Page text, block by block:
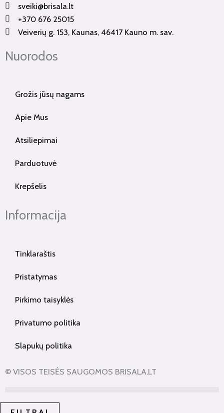
o
k
-
r
a
m
sveiki@brisala.lt
+370 676 25015
Veiverių g. 153, Kaunas, 46417 Kauno m. sav.
Nuorodos
Grožis jūsų nagams
Apie Mus
Atsiliepimai
Parduotuvė
Krepšelis
Informacija
Tinklaraštis
Pristatymas
Pirkimo taisyklės
Privatumo politika
Slapukų politika
© VISOS TEISĖS SAUGOMOS BRISALA.LT